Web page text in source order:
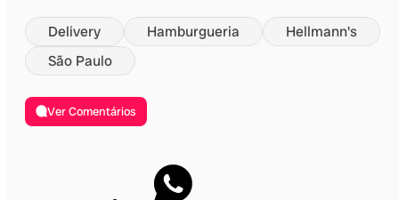
Delivery Hamburgueria
Hellmann's
São Paulo
Ver Comentários